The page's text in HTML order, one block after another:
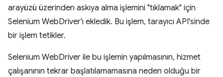
arayüzü üzerinden askıya alma işlemini "tıklamak" için
Selenium WebDriver'ı ekledik. Bu işlem, tarayıcı API'sinde
bir işlem tetikler.
Selenium WebDriver ile bu işlemin yapılmasının, hizmet
çalışanının tekrar başlatılamamasına neden olduğu bir